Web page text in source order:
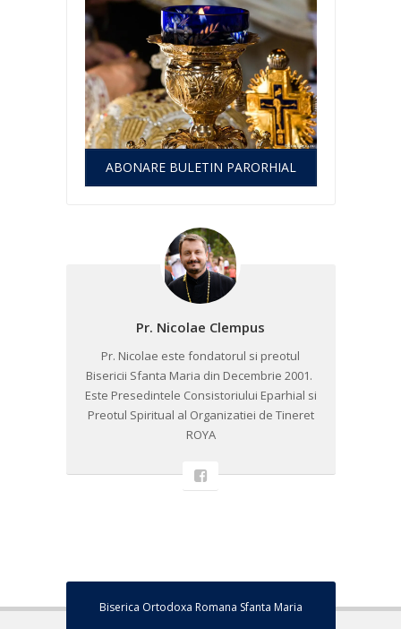
ABONARE BULETIN PARORHIAL
Pr. Nicolae Clempus
Pr. Nicolae este fondatorul si preotul
Bisericii Sfanta Maria din Decembrie 2001. ​
Este Presedintele Consistoriului Eparhial si
Preotul Spiritual al Organizatiei de Tineret
ROYA
Biserica Ortodoxa Romana Sfanta Maria